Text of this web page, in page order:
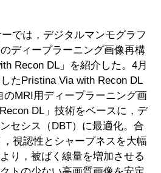
では，デジタルマンモグラフ
ディープラーニング画像再構
Recon DL」を紹介した。4月
たPristina Via with Recon DL
のMRI用ディープラーニング画
DL」技術をベースに，デ
セシス（DBT）に最適化。合
視認性とシャープネスを大幅
り，被ばく線量を増加させる